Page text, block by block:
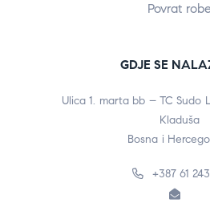
Povrat robe
GDJE SE
Ulica 1. marta bb – TC Sudo
Kladuša
Bosna i
+387 61